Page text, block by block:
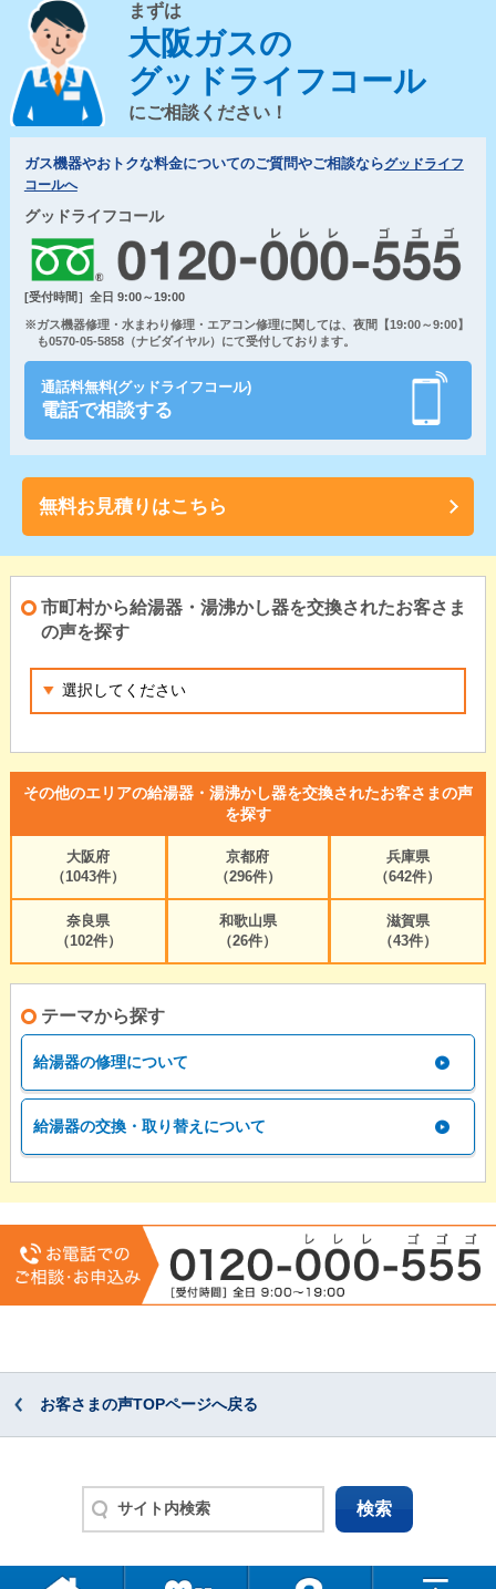
まずは
大阪ガスの
グッドライフコール
にご相談ください！
ガス機器やおトクな料金についてのご質問やご相談ならグッドライフ
コールへ
グッドライフコール
[受付時間］全日 9:00～19:00
※ガス機器修理・水まわり修理・エアコン修理に関しては、夜間【19:00～9:00】
も0570-05-5858（ナビダイヤル）にて受付しております。
通話料無料(グッドライフコール)
電話で相談する
無料お見積りはこちら
市町村から給湯器・湯沸かし器を交換されたお客さま
の声を探す
その他のエリアの給湯器・湯沸かし器を交換されたお客さまの声
を探す
大阪府
（1043件）
京都府
（296件）
兵庫県
（642件）
奈良県
（102件）
和歌山県
（26件）
滋賀県
（43件）
テーマから探す
給湯器の修理について
給湯器の交換・取り替えについて
お客さまの声TOPページへ戻る